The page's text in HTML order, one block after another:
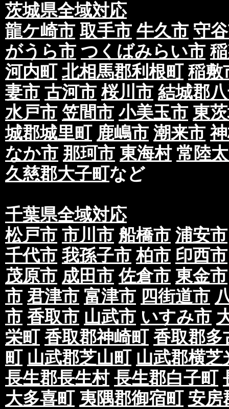
茨城県全域対応
龍ケ崎市 取手市 牛久市 守
がうら市 つくばみらい市
河内町 北相馬郡利根町 稲敷
妻市 古河市 桜川市 結城郡
水戸市 笠間市 小美玉市 東
城郡城里町 鹿嶋市 潮来市
なか市 那珂市 東海村 常陸
久慈郡大子町など
千葉県全域対応
松戸市 市川市 船橋市 浦安市
千代市 我孫子市 柏市 印西市
茂原市 成田市 佐倉市 東金市
市 君津市 富津市 四街道市
市 香取市 山武市 いすみ市
栄町 香取郡神崎町 香取郡多
町 山武郡芝山町 山武郡横芝
長生郡長生村 長生郡白子町
大多喜町 夷隅郡御宿町 安房